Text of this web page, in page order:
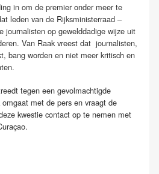
in om de premier onder meer te
leden van de Rijksministerraad –
journalisten op gewelddadige wijze uit
Van Raak vreest dat journalisten,
bang worden en niet meer kritisch en
tegen een gevolmachtigde
met de pers en vraagt de
kwestie contact op te nemen met